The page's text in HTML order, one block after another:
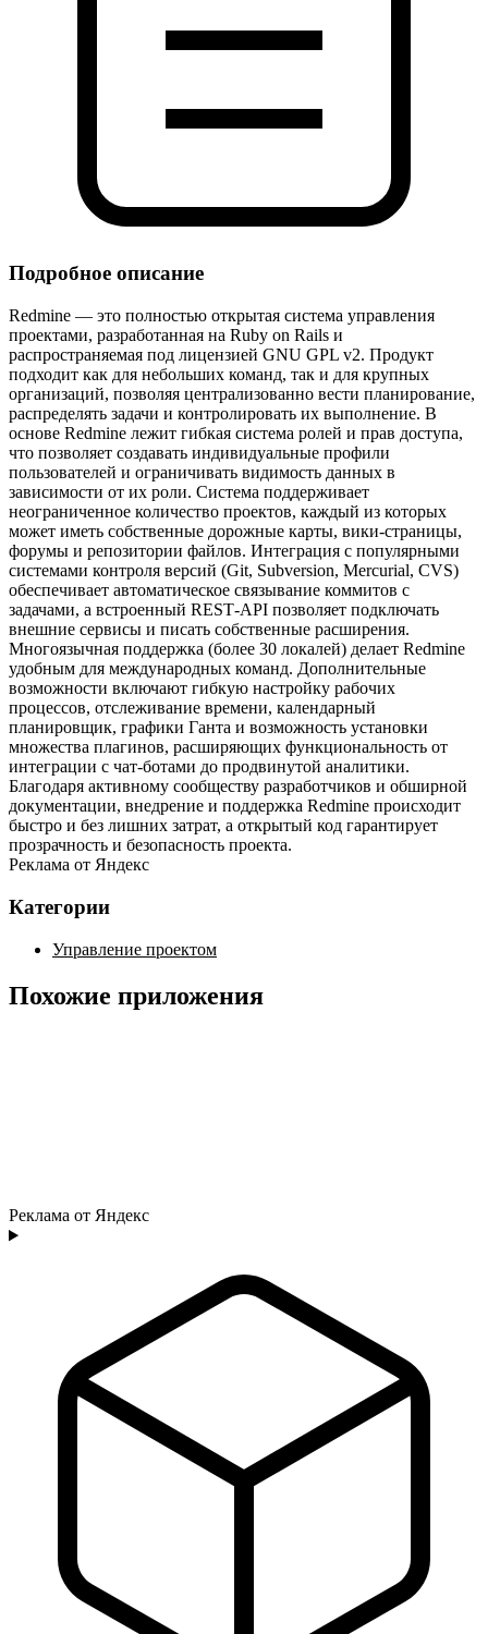
Подробное описание
Redmine — это полностью открытая система управления
проектами, разработанная на Ruby on Rails и
распространяемая под лицензией GNU GPL v2. Продукт
подходит как для небольших команд, так и для крупных
организаций, позволяя централизованно вести планирование,
распределять задачи и контролировать их выполнение. В
основе Redmine лежит гибкая система ролей и прав доступа,
что позволяет создавать индивидуальные профили
пользователей и ограничивать видимость данных в
зависимости от их роли. Система поддерживает
неограниченное количество проектов, каждый из которых
может иметь собственные дорожные карты, вики‑страницы,
форумы и репозитории файлов. Интеграция с популярными
системами контроля версий (Git, Subversion, Mercurial, CVS)
обеспечивает автоматическое связывание коммитов с
задачами, а встроенный REST‑API позволяет подключать
внешние сервисы и писать собственные расширения.
Многоязычная поддержка (более 30 локалей) делает Redmine
удобным для международных команд. Дополнительные
возможности включают гибкую настройку рабочих
процессов, отслеживание времени, календарный
планировщик, графики Ганта и возможность установки
множества плагинов, расширяющих функциональность от
интеграции с чат‑ботами до продвинутой аналитики.
Благодаря активному сообществу разработчиков и обширной
документации, внедрение и поддержка Redmine происходит
быстро и без лишних затрат, а открытый код гарантирует
прозрачность и безопасность проекта.
Реклама от Яндекс
Категории
Управление проектом
Похожие приложения
Реклама от Яндекс